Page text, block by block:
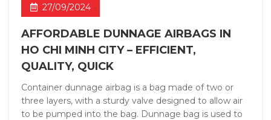
27/09/2024
AFFORDABLE DUNNAGE AIRBAGS IN
HO CHI MINH CITY – EFFICIENT,
QUALITY, QUICK
Container dunnage airbag is a bag made of two or
three layers, with a sturdy valve designed to allow air
to be pumped into the bag. Dunnage bag is used to